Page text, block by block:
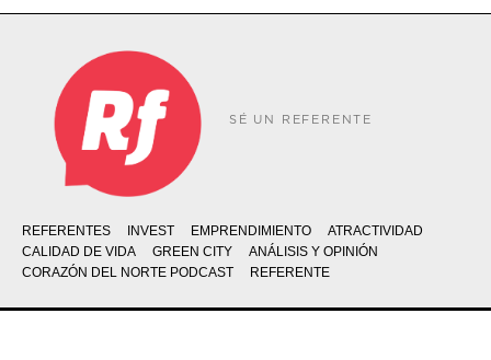
SÉ UN REFERENTE
REFERENTES INVEST EMPRENDIMIENTO
ATRACTIVIDAD
CALIDAD DE VIDA
GREEN CITY
ANÁLISIS Y OPINIÓN
CORAZÓN DEL NORTE PODCAST
REFERENTE